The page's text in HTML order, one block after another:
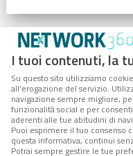
I tuoi contenuti, la
Su questo sito utilizziamo
all’erogazione del servizio.
navigazione sempre migliore,
funzionalità social e per
aderenti alle tue abitudini di
Puoi esprimere il tuo consenso
questa informativa, continui
Potrai sempre gestire le tue